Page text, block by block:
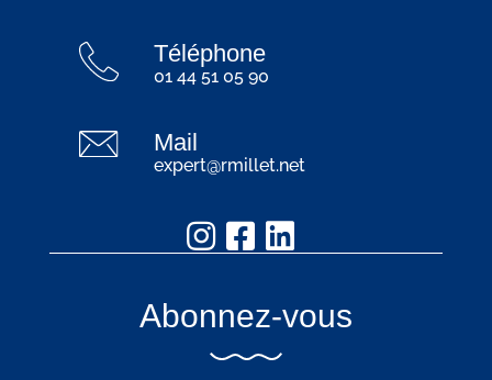
Téléphone
01 44 51 05 90
Mail
expert@rmillet.net
Abonnez-vous